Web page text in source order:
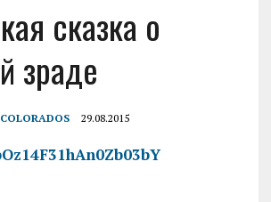
сказка о
зраде
29.08.2015